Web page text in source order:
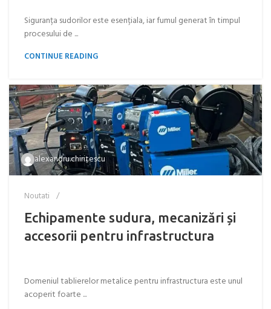
Siguranța sudorilor este esențiala, iar fumul generat în timpul
procesului de ...
CONTINUE READING
alexandru.chiritescu
Noutati
Echipamente sudura, mecanizări și
accesorii pentru infrastructura
Domeniul tablierelor metalice pentru infrastructura este unul
acoperit foarte ...